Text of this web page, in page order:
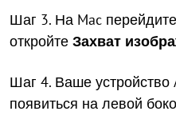
Шаг 3. На Mac
откройте Захват
Шаг 4. Ваше
появиться на левой